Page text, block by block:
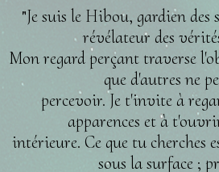
"Je suis le Hibou, gardien des
révélateur des
Mon regard perçant traverse
que d'autres ne
percevoir. Je t'invite à
apparences et à
intérieure. Ce que tu cherches
sous la surface ;